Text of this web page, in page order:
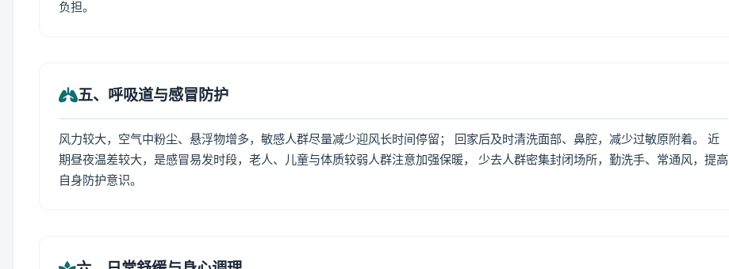
负担。
五、呼吸道与感冒防护
风力较大，空气中粉尘、悬浮物增多，敏感人群尽量减少迎风长时间停留； 回家后及时清洗面部、鼻腔，减少过敏原附着。 近
期昼夜温差较大，是感冒易发时段，老人、儿童与体质较弱人群注意加强保暖， 少去人群密集封闭场所，勤洗手、常通风，提高
自身防护意识。